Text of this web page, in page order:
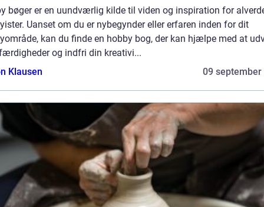
bøger er en uundværlig kilde til viden og inspiration for
Uanset om du er nybegynder eller erfaren inden for dit
kan du finde en hobby bog, der kan hjælpe med at
og indfri din kreativi...
Klausen
09 september